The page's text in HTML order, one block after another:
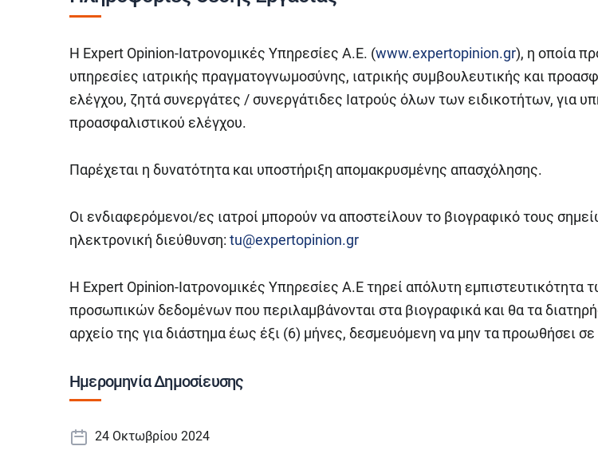
Η Expert Opinion-Ιατρονομικές Υπηρεσίες Α.Ε. (www.expertopinion.gr), η οποία
υπηρεσίες ιατρικής πραγματογνωμοσύνης, ιατρικής συμβουλευτικής και
ελέγχου, ζητά συνεργάτες / συνεργάτιδες Ιατρούς όλων των ειδικοτήτων, για
προασφαλιστικού ελέγχου.
Παρέχεται η δυνατότητα και υποστήριξη απομακρυσμένης απασχόλησης.
Οι ενδιαφερόμενοι/ες ιατροί μπορούν να αποστείλουν το βιογραφικό τους
ηλεκτρονική διεύθυνση: tu@expertopinion.gr
H Expert Opinion-Ιατρονομικές Υπηρεσίες Α.Ε τηρεί απόλυτη εμπιστευτικότητα
προσωπικών δεδομένων που περιλαμβάνονται στα βιογραφικά και θα τα
αρχείο της για διάστημα έως έξι (6) μήνες, δεσμευόμενη να μην τα προωθήσει σε
Ημερομηνία Δημοσίευσης
24 Οκτωβρίου 2024